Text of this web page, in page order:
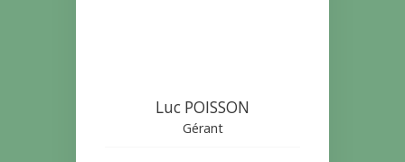
Luc POISSON
Gérant